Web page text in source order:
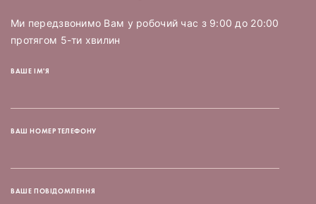
Ми передзвонимо Вам у робочий час з 9:00 до 20:00
протягом 5-ти хвилин
ВАШЕ ІМ'Я
ВАШ НОМЕР ТЕЛЕФОНУ
ВАШЕ ПОВІДОМЛЕННЯ